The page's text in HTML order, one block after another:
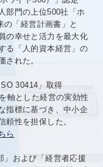
部門の上位500社「ホ
の「経営計画書」と
の幸せと活力を最大化
る「人的資本経営」の
された。
30414」取得
軸とした経営の実効性
指標に基づき、中小企
頼性を担保した。
ら
」および「経営者応援